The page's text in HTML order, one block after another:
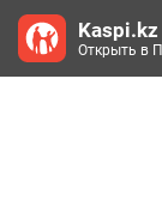
Kaspi.kz
Открыть в